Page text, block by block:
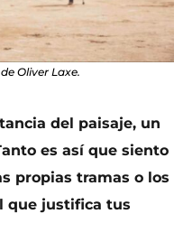
Oliver Laxe.
del paisaje, un
es así que siento
propias tramas o los
que justifica tus